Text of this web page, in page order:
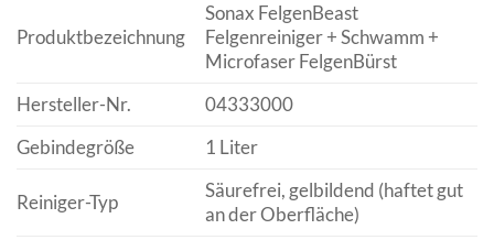
Produktbezeichnung
Sonax FelgenBeast
Felgenreiniger + Schwamm +
Microfaser FelgenBürst
Hersteller-Nr.
04333000
Gebindegröße
1 Liter
Reiniger-Typ
Säurefrei, gelbildend (haftet gut
an der Oberfläche)